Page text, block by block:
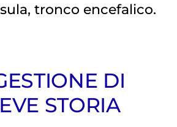
tronco encefalico.
DI
STORIA